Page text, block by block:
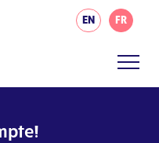
EN FR